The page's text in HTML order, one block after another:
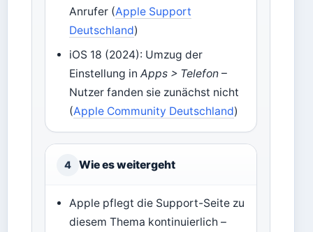
Anrufer (Apple Support
Deutschland)
iOS 18 (2024): Umzug der
Einstellung inApps > Telefon –
Nutzer fanden sie zunächst nicht
(Apple Community Deutschland)
4 Wie es weitergeht
Apple pflegt die Support-Seite zu
diesem Thema kontinuierlich –